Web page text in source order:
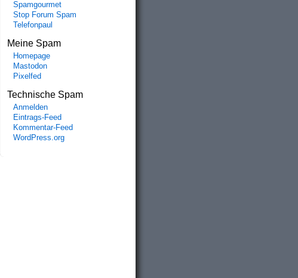
Spamgourmet
Stop Forum Spam
Telefonpaul
Meine Spam
Homepage
Mastodon
Pixelfed
Technische Spam
Anmelden
Eintrags-Feed
Kommentar-Feed
WordPress.org